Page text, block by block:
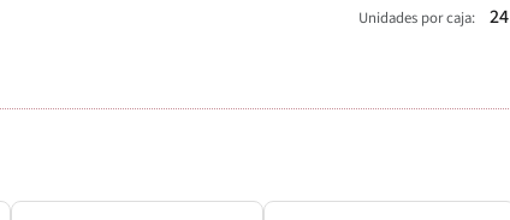
Unidades por caja 24